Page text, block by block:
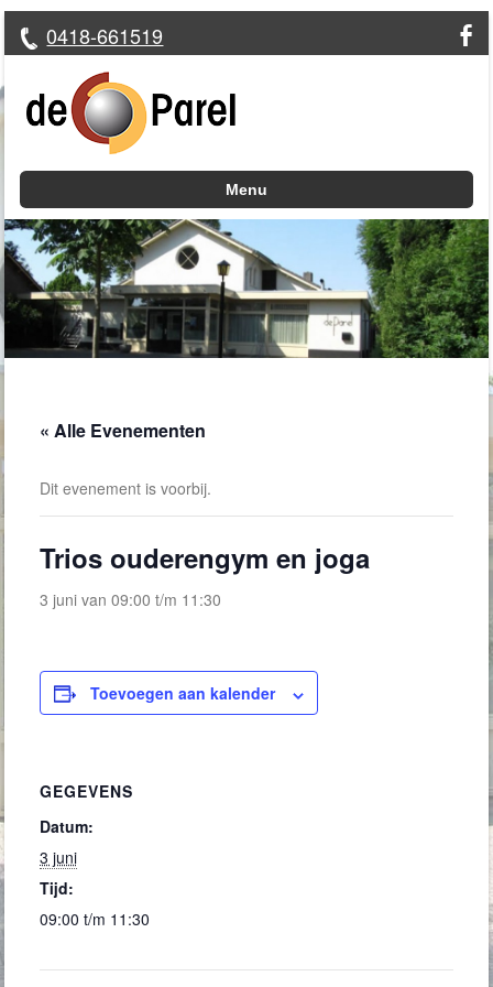
0418-661519
Menu
Skip to content
« Alle Evenementen
Dit evenement is voorbij.
Trios ouderengym en joga
3 juni van 09:00 t/m 11:30
Toevoegen aan kalender
GEGEVENS
Datum:
3 juni
Tijd:
09:00 t/m 11:30